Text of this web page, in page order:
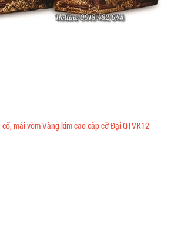
mái vòm Vàng kim cao cấp cỡ Đại QTVK12